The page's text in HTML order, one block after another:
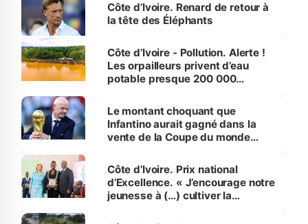
Côte d’Ivoire. Renard de retour à
la tête des Éléphants
Côte d’Ivoire - Pollution. Alerte !
Les orpailleurs privent d’eau
potable presque 200 000
Le montant choquant que
Infantino aurait gagné dans la
vente de la Coupe du monde
Côte d’Ivoire. Prix national
d’Excellence. « J’encourage notre
jeunesse à (…) cultiver la